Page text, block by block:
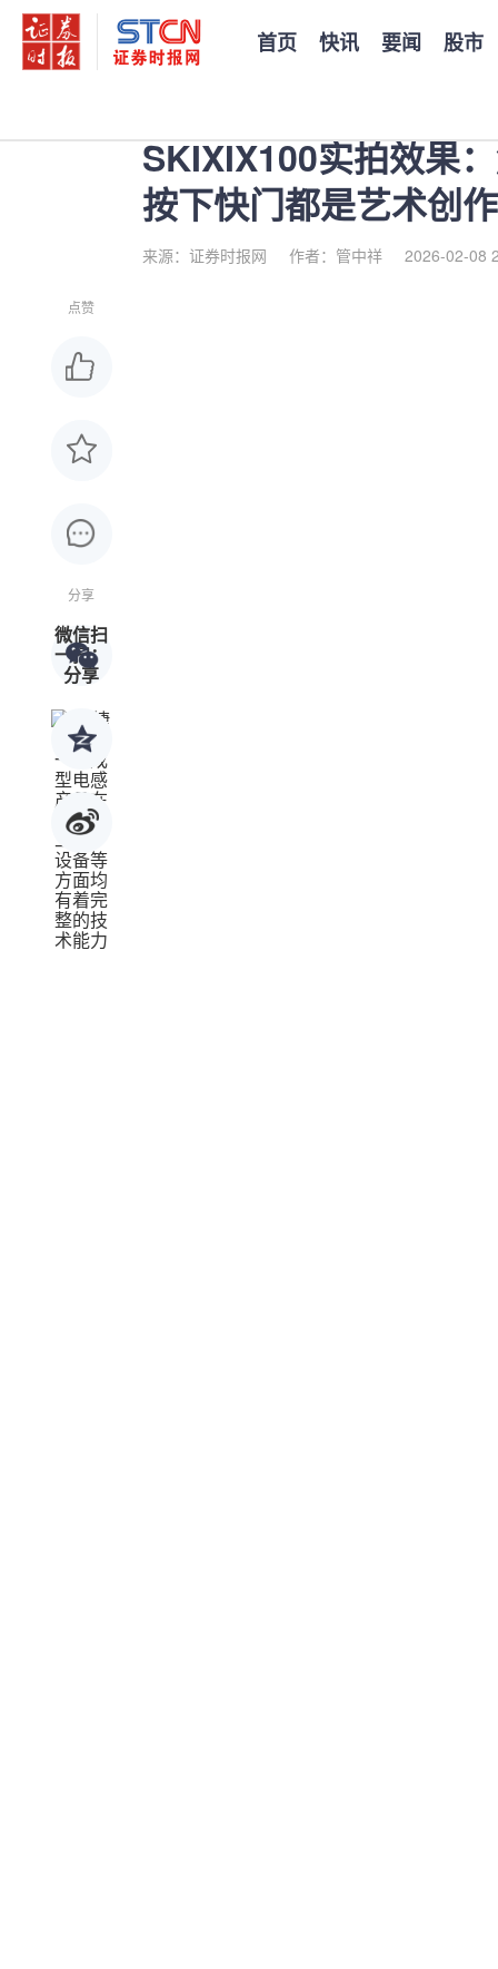
首页 快讯 要闻 股市
SKIXIX100实拍效果
按下快门都是艺术创作
来源：证券时报网 作者：管中祥 2026-02-08
点赞
分享
微信扫
一扫：
分享